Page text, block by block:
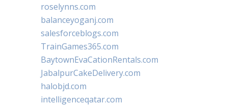
roselynns.com
balanceyoganj.com
salesforceblogs.com
TrainGames365.com
BaytownEvaCationRentals.com
JabalpurCakeDelivery.com
halobjd.com
intelligenceqatar.com